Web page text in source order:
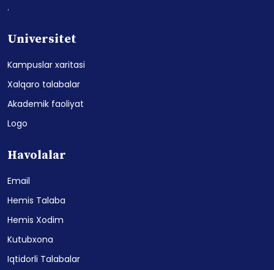
.
Universitet
Kampuslar xaritasi
Xalqaro talabalar
Akademik faoliyat
Logo
Havolalar
Email
Hemis Talaba
Hemis Xodim
Kutubxona
Iqtidorli Talabalar